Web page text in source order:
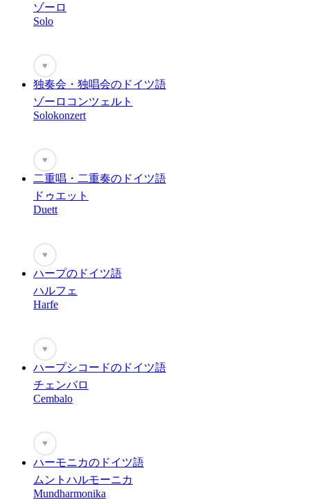
ゾーロ
Solo
♥
独奏会・独唱会のドイツ語
ゾーロコンツェルト
Solokonzert
♥
二重唱・二重奏のドイツ語
ドゥエット
Duett
♥
ハープのドイツ語
ハルフェ
Harfe
♥
ハープシコードのドイツ語
チェンバロ
Cembalo
♥
ハーモニカのドイツ語
ムントハルモーニカ
Mundharmonika